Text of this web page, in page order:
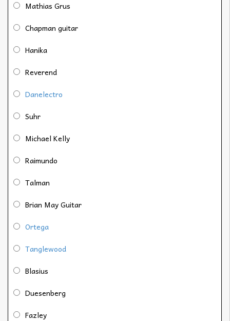
Mathias Grus
Chapman guitar
Hanika
Reverend
Danelectro
Suhr
Michael Kelly
Raimundo
Talman
Brian May Guitar
Ortega
Tanglewood
Blasius
Duesenberg
Fazley